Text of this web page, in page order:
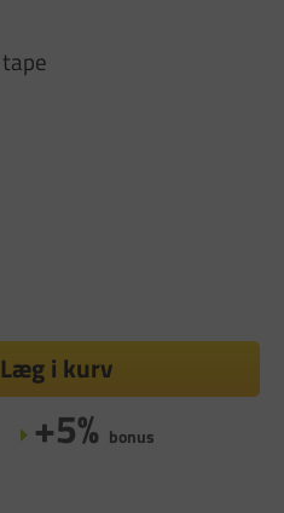
Læg i kurv
+5% bonus